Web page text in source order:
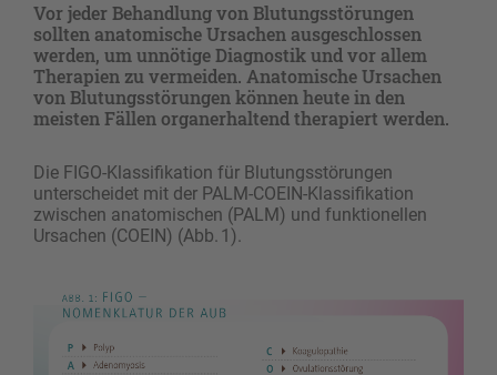
Vor jeder Behandlung von Blutungsstörungen
sollten anatomische Ursachen ausgeschlossen
werden, um unnötige Diagnostik und vor allem
Therapien zu vermeiden. Anatomische Ursachen
von Blutungsstörungen können heute in den
meisten Fällen organerhaltend therapiert werden.
Die FIGO-Klassifikation für Blutungsstörungen
unterscheidet mit der PALM-COEIN-Klassifikation
zwischen anatomischen (PALM) und funktionellen
Ursachen (COEIN) (Abb. 1).